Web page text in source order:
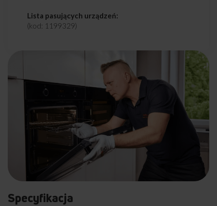
Lista pasujących urządzeń:
(kod: 1199329)
Specyfikacja